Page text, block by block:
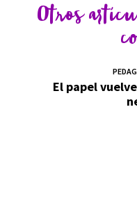
Otros
El papel